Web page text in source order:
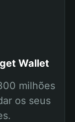
Wallet
milhões
os seus